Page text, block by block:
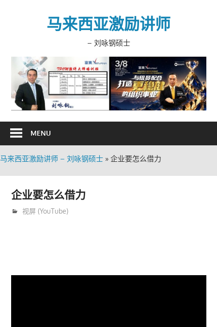
马来西亚激励讲师
– 刘咏钢硕士
MENU
马来西亚激励讲师 – 刘咏钢硕士 » 企业要怎么借力
企业要怎么借力
8月 23, 2020
trainer
视屏 (YouTube)